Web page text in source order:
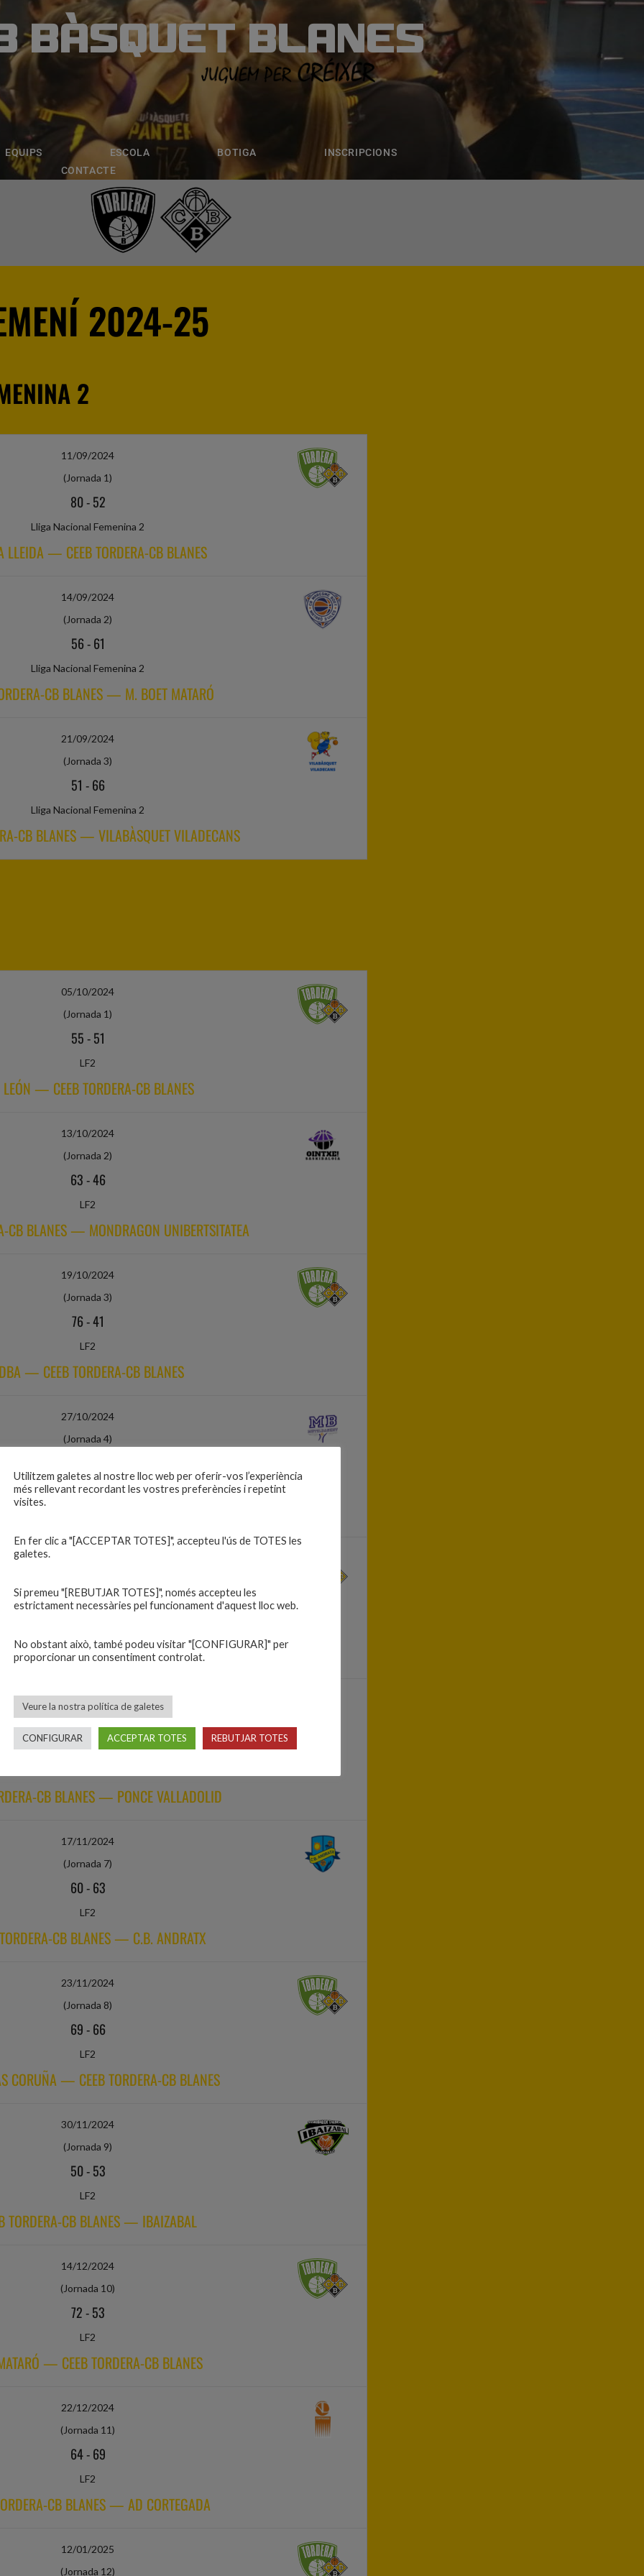
BÀSQUET BLANES
EQUIPS ESCOLA BOTIGA
INSCRIPCIONS
CONTACTE
BLANES
ESCOLA BOTIGA INSCRIPCIONS
C.E.E.B TORDERA - C.B. BLANES
2024-25
2
11/09/2024
(Jornada 1)
80-52
Lliga Nacional Femenina 2
LLEIDA — CEEB TORDERA-CB BLANES
14/09/2024
(Jornada 2)
56-61
Lliga Nacional Femenina 2
CB BLANES — M. BOET MATARÓ
21/09/2024
(Jornada 3)
51 -66
Lliga Nacional Femenina 2
CB BLANES — VILABÀSQUET VILADECANS
05/10/2024
(Jornada 1)
55-51
LF2
LEÓN — CEEB TORDERA-CB BLANES
13/10/2024
(Jornada 2)
63-46
LF2
CB BLANES — MONDRAGON UNIBERTSITATEA
19/10/2024
(Jornada 3)
76-41
LF2
— CEEB TORDERA-CB BLANES
27/10/2024
(Jornada 4)
LF2
CB BLANES — ARANGUREN MUTILBASKET
80-51
— CEEB TORDERA-CB BLANES
09/11/2024
(Jornada 6)
68- 47
CB BLANES — PONCE VALLADOLID
17/11/2024
(Jornada 7)
60-63
LF2
CB BLANES — C.B. ANDRATX
23/11/2024
(Jornada 8)
69-66
LF2
CORUÑA — CEEB TORDERA-CB BLANES
30/11/2024
(Jornada 9)
50-53
LF2
TORDERA-CB BLANES — IBAIZABAL
14/12/2024
(Jornada 10)
72-53
LF2
— CEEB TORDERA-CB BLANES
22/12/2024
(Jornada 11)
64-69
LF2
CB BLANES — AD CORTEGADA
12/01/2025
(Jornada 12)
Utilitzem galetes al nostre lloc web per oferir-vos l’experiència
més rellevant recordant les vostres preferències i repetint
visites.
En fer clic a "[ACCEPTAR TOTES]", accepteu l'ús de TOTES les
galetes.
Si premeu "[REBUTJAR TOTES]", només accepteu les
estrictament necessàries pel funcionament d'aquest lloc web.
No obstant això, també podeu visitar "[CONFIGURAR]" per
proporcionar un consentiment controlat.
Veure la nostra política de galetes
CONFIGURAR ACCEPTAR TOTES REBUTJAR TOTES